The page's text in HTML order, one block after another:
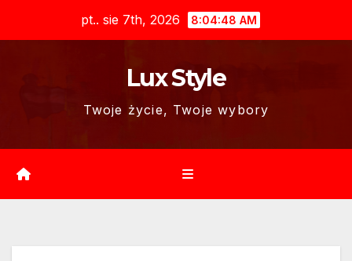
pt.. sie 7th, 2026 8:04:49 AM
Lux Style
Twoje życie, Twoje wybory